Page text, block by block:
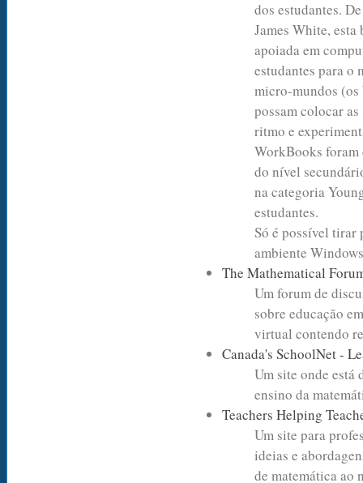
dos estudantes.
James White,
apoiada em
estudantes para o
micro-mundos
possam colocar
ritmo e
WorkBooks
do nível
na categoria
estudantes.
Só é possível
ambiente
The Mathematical
Um forum de
sobre educação
virtual contendo
Canada's SchoolNet -
Um site onde
ensino da
Teachers Helping
Um site para
ideias e
de matemática ao